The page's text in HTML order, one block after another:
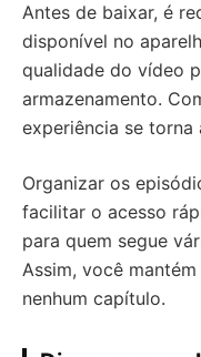
Antes de baixar, é
disponível no
qualidade do vídeo
armazenamento.
experiência se torna
Organizar os
facilitar o acesso
para quem segue
Assim, você
nenhum capítulo.